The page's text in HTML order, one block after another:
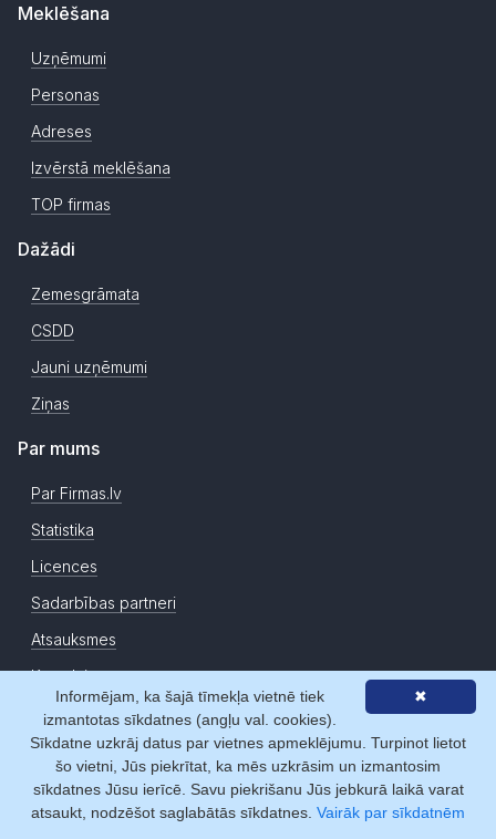
Meklēšana
Uzņēmumi
Personas
Adreses
Izvērstā meklēšana
TOP firmas
Dažādi
Zemesgrāmata
CSDD
Jauni uzņēmumi
Ziņas
Par mums
Par Firmas.lv
Statistika
Licences
Sadarbības partneri
Atsauksmes
Kontakti
Copyright © Firmas.lv 2007-2026. Firmas.lv ir Latvijas Republikas
Uzņēmumu Reģistra datu atkalizmantotājs. Informācijas avoti:
Uzņēmumu reģistra datu bāzes, Komercreģistrs, Maksātnespējas
reģistrs, Komercķīlu reģistrs, ZL uzņēmumu faktisko datu reģistrs, u.c..
Informācijai ir izziņas raksturs, un tai nav juridiska spēka. Sistēmas
✖
Informējam, ka šajā tīmekļa vietnē tiek
izmantotas sīkdatnes (angļu val. cookies).
Sīkdatne uzkrāj datus par vietnes apmeklējumu. Turpinot lietot
šo vietni, Jūs piekrītat, ka mēs uzkrāsim un izmantosim
sīkdatnes Jūsu ierīcē. Savu piekrišanu Jūs jebkurā laikā varat
atsaukt, nodzēšot saglabātās sīkdatnes. Vairāk par sīkdatnēm